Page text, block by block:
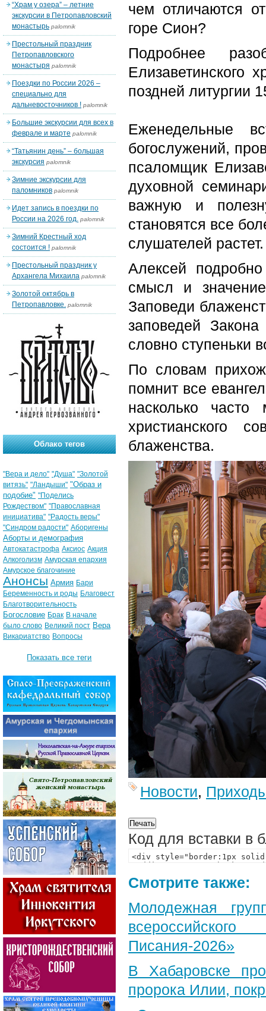
чем отличаются
горе Сион?
Подробнее
Елизаветинского
поздней литургии
Еженедельные
богослужений,
псаломщик
духовной
важную и
становятся все
слушателей растет.
Алексей
смысл и
Заповеди
заповедей
словно ступеньки
По словам
помнит все
насколько
христианского
блаженства.
Новости,
Код для вставки в
Смотрите также:
Молодежная
Писания-2026»
В Хабаровске
пророка Илии,
“Храм у озера” – летние
экскурсии в Петропавловский
монастырь palomnik
Престольный праздник
Петропавловского
монастыря palomnik
Поездки по России 2026 –
специально для
дальневосточников ! palomnik
Большие экскурсии для всех в
феврале и марте palomnik
“Татьянин день” – большая
экскурсия palomnik
Зимние экскурсии для
паломников palomnik
Идет запись в поездки по
России на 2026 год. palomnik
Зимний Крестный ход
состоится ! palomnik
Престольный праздник у
Архангела Михаила palomnik
Золотой октябрь в
Петропавловке. palomnik
Облако тегов
"Вера и дело" "Душа" "Золотой
витязь" "Ландыши" "Образ и
подобие" "Поделись
Рождеством" "Православная
инициатива" "Радость веры"
"Синдром радости" Аборигены
Аборты и демография
Автокатастрофа Аксиос Акция
Алкоголизм Амурская епархия
Амурское благочиние
Анонсы Армия Бари
Беременность и роды Благовест
Благотворительность
Богословие Брак В начале
было слово Великий пост Вера
Викариатство Вопросы
Показать все теги